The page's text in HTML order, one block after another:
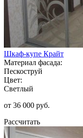
Шкаф-купе Крайт
Материал фасада:
Пескоструй
Цвет:
Светлый
от 36 000 руб.
Рассчитать